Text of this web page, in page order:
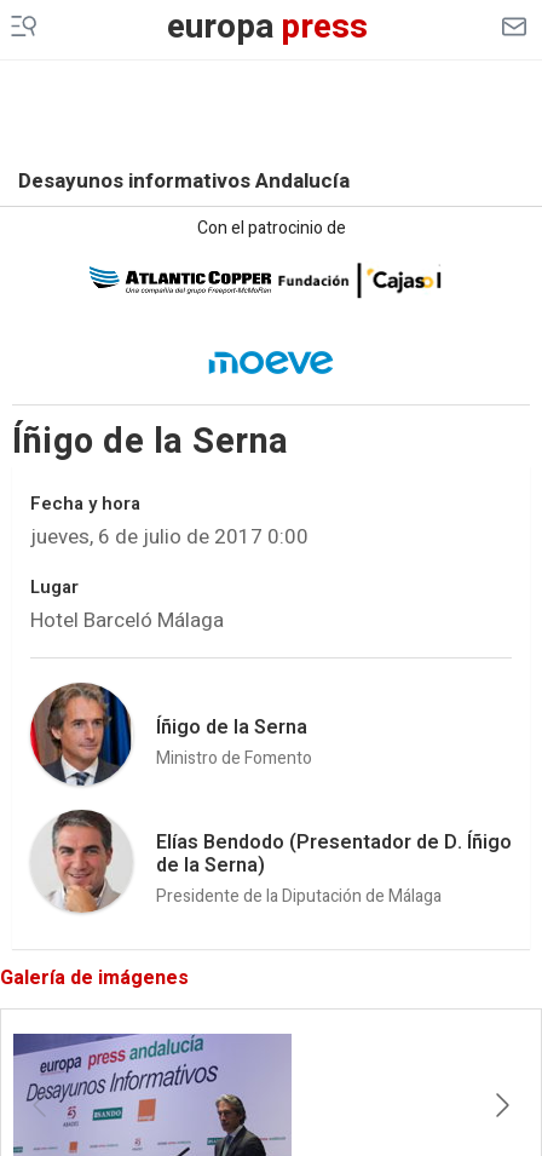
europapress
Desayunos informativos Andalucía
Con el patrocinio de
Íñigo de la Serna
Fecha y hora
jueves, 6 de julio de 2017 0:00
Lugar
Hotel Barceló Málaga
Íñigo de la Serna
Ministro de Fomento
Elías Bendodo (Presentador de D. Íñigo
de la Serna)
Presidente de la Diputación de Málaga
Galería de imágenes